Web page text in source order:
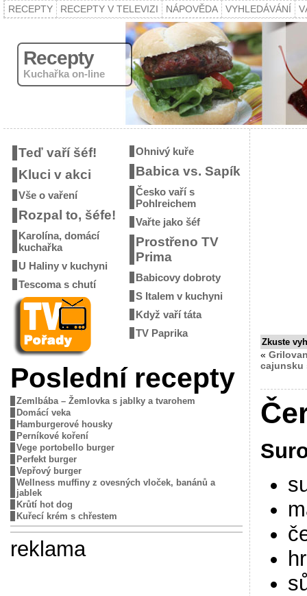
RECEPTY RECEPTY V TELEVIZI NÁPOVĚDA VYHLEDÁVÁNÍ
Recepty
Kuchařka on-line
Teď vaří šéf!
Kluci v akci
Vše o vaření
Rozpal to, šéfe!
Karolína, domácí
kuchařka
U Haliny v kuchyni
Tescoma s chutí
Ohnivý kuře
Babica vs. Sapík
Česko vaří s
Pohlreichem
Vařte jako šéf
Prostřeno TV
Prima
Babicovy dobroty
S Italem v kuchyni
Když vaří táta
TV Paprika
Poslední recepty
Zemlbába – Žemlovka s jablky a tvarohem
Domácí veka
Hamburgerové housky
Perníkové koření
Vege portobello burger
Perfekt burger
Vepřový burger
Wellness muffiny z ovesných vloček, banánů a
jablek
Krůtí hot dog
Kuřecí krém s chřestem
reklama
Zkuste
«
cajunsku